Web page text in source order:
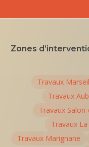
Zones
Travaux
Travaux
Travaux
Travaux
Travaux Marignane